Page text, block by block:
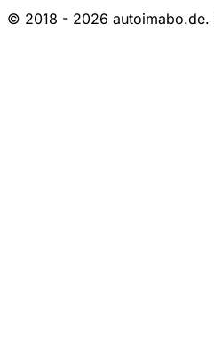
© 2018 - 2026 autoimabo.de.